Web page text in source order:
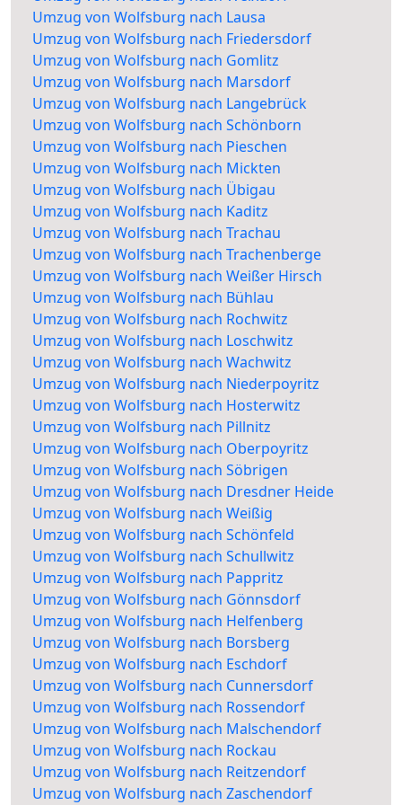
Umzug von Wolfsburg nach Lausa
Umzug von Wolfsburg nach Friedersdorf
Umzug von Wolfsburg nach Gomlitz
Umzug von Wolfsburg nach Marsdorf
Umzug von Wolfsburg nach Langebrück
Umzug von Wolfsburg nach Schönborn
Umzug von Wolfsburg nach Pieschen
Umzug von Wolfsburg nach Mickten
Umzug von Wolfsburg nach Übigau
Umzug von Wolfsburg nach Kaditz
Umzug von Wolfsburg nach Trachau
Umzug von Wolfsburg nach Trachenberge
Umzug von Wolfsburg nach Weißer Hirsch
Umzug von Wolfsburg nach Bühlau
Umzug von Wolfsburg nach Rochwitz
Umzug von Wolfsburg nach Loschwitz
Umzug von Wolfsburg nach Wachwitz
Umzug von Wolfsburg nach Niederpoyritz
Umzug von Wolfsburg nach Hosterwitz
Umzug von Wolfsburg nach Pillnitz
Umzug von Wolfsburg nach Oberpoyritz
Umzug von Wolfsburg nach Söbrigen
Umzug von Wolfsburg nach Dresdner Heide
Umzug von Wolfsburg nach Weißig
Umzug von Wolfsburg nach Schönfeld
Umzug von Wolfsburg nach Schullwitz
Umzug von Wolfsburg nach Pappritz
Umzug von Wolfsburg nach Gönnsdorf
Umzug von Wolfsburg nach Helfenberg
Umzug von Wolfsburg nach Borsberg
Umzug von Wolfsburg nach Eschdorf
Umzug von Wolfsburg nach Cunnersdorf
Umzug von Wolfsburg nach Rossendorf
Umzug von Wolfsburg nach Malschendorf
Umzug von Wolfsburg nach Rockau
Umzug von Wolfsburg nach Reitzendorf
Umzug von Wolfsburg nach Zaschendorf